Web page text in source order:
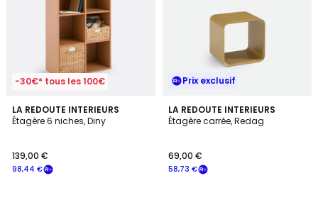
-30€* tous les 100€
LA REDOUTE INTERIEURS
Étagère 6 niches, Diny
98,44 €
139,00 €
5
/
2
Couleurs
Prix exclusif
LA REDOUTE INTERIEURS
Étagère carrée, Redag
58,73 €
69,00 €
5
/
2
Couleurs